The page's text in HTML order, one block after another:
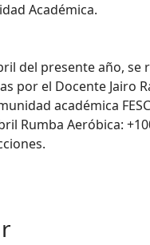
Académica.
del presente año,
por el Docente Jairo
académica
Rumba Aeróbica: